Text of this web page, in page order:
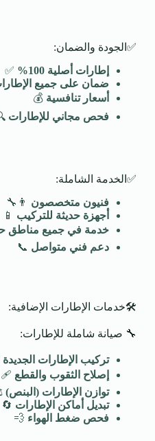
✅الجودة والضمان:
إطارات أصلية 100
%
✅
ضمان على جميع
أسعار تنافسية 💰
فحص مجاني للإطارات
✅الخدمة الشاملة:
فنيون متخصصون 👨‍🔧
أجهزة حديثة للتركيب 📱
خدمة في جميع مناطق
دعم فني متواصل 📞
🛠️خدمات الإطارات الإضافية:
🔧 صيانة شاملة للإطارات:
تركيب الإطارات الجديدة
إصلاح الثقوب والقطع 🩹
توازن الإطارات (البنص)
تبديل أماكن الإطارات 🔄
فحص ضغط الهواء 💨